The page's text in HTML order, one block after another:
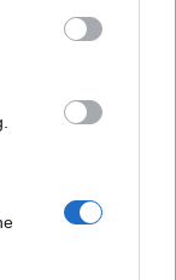
a kitűzött...